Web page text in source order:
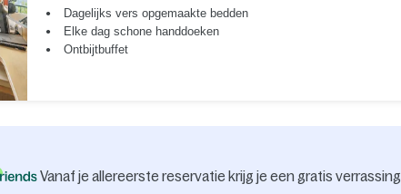
Dagelijks vers opgemaakte bedden
Elke dag schone handdoeken
Ontbijtbuffet
Vanaf je allereerste reservatie krijg je een gratis verrassing.